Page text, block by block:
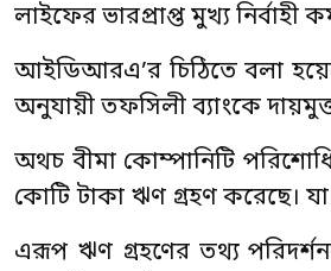
লাইফের ভারপ্রাপ্ত মুখ্য নির্বাহী
আইডিআরএ’র চিঠিতে বলা
অনুযায়ী তফসিলী ব্যাংকে
অথচ বীমা কোম্পানিটি
কোটি টাকা ঋণ গ্রহণ করেছে।
এরূপ ঋণ গ্রহণের তথ্য